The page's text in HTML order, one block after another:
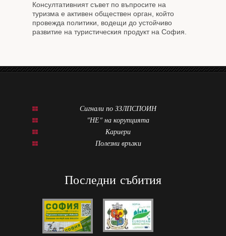
Консултативният съвет по въпросите на
туризма е активен обществен орган, който
провежда политики, водещи до устойчиво
развитие на туристическия продукт на София.
Сигнали по ЗЗЛПСПОИН
"НЕ" на корупцията
Кариери
Полезни връзки
Последни събития